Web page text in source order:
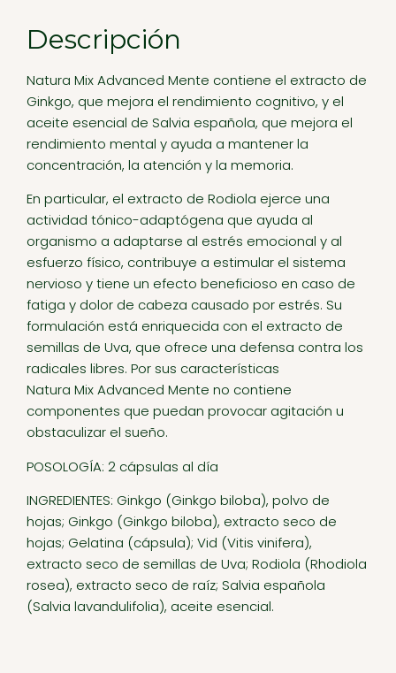
Descripción
Natura Mix Advanced Mente contiene el extracto de
Ginkgo, que mejora el rendimiento cognitivo, y el
aceite esencial de Salvia española, que mejora el
rendimiento mental y ayuda a mantener la
concentración, la atención y la memoria.
En particular, el extracto de Rodiola ejerce una
actividad tónico-adaptógena que ayuda al
organismo a adaptarse al estrés emocional y al
esfuerzo físico, contribuye a estimular el sistema
nervioso y tiene un efecto beneficioso en caso de
fatiga y dolor de cabeza causado por estrés. Su
formulación está enriquecida con el extracto de
semillas de Uva, que ofrece una defensa contra los
radicales libres. Por sus características
Natura Mix Advanced Mente no contiene
componentes que puedan provocar agitación u
obstaculizar el sueño.
POSOLOGÍA: 2 cápsulas al día
INGREDIENTES: Ginkgo (Ginkgo biloba), polvo de
hojas; Ginkgo (Ginkgo biloba), extracto seco de
hojas; Gelatina (cápsula); Vid (Vitis vinifera),
extracto seco de semillas de Uva; Rodiola (Rhodiola
rosea), extracto seco de raíz; Salvia española
(Salvia lavandulifolia), aceite esencial.